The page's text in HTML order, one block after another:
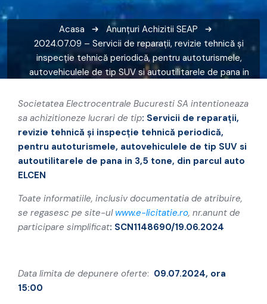
Acasa Anunțuri Achizitii SEAP
2024.07.09 – Servicii de reparaţii, revizie tehnică şi
inspecţie tehnică periodică, pentru autoturismele,
autovehiculele de tip SUV si autoutilitarele de pana in
Societatea Electrocentrale Bucuresti SA intentioneaza
sa achizitioneze lucrari de tip: Servicii de reparaţii,
revizie tehnică şi inspecţie tehnică periodică,
pentru autoturismele, autovehiculele de tip SUV si
autoutilitarele de pana in 3,5 tone, din parcul auto
ELCEN
Toate informatiile, inclusiv documentatia de atribuire,
se regasesc pe site-ul www.e-licitatie.ro, nr.anunt de
participare simplificat: SCN1148690/19.06.2024
Data limita de depunere oferte: 09.07.2024, ora
15:00